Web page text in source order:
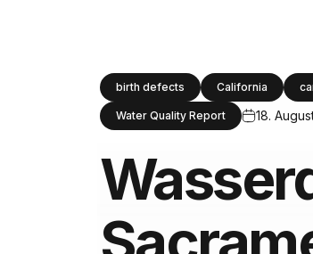
birth defects California
Water Quality Report 18.